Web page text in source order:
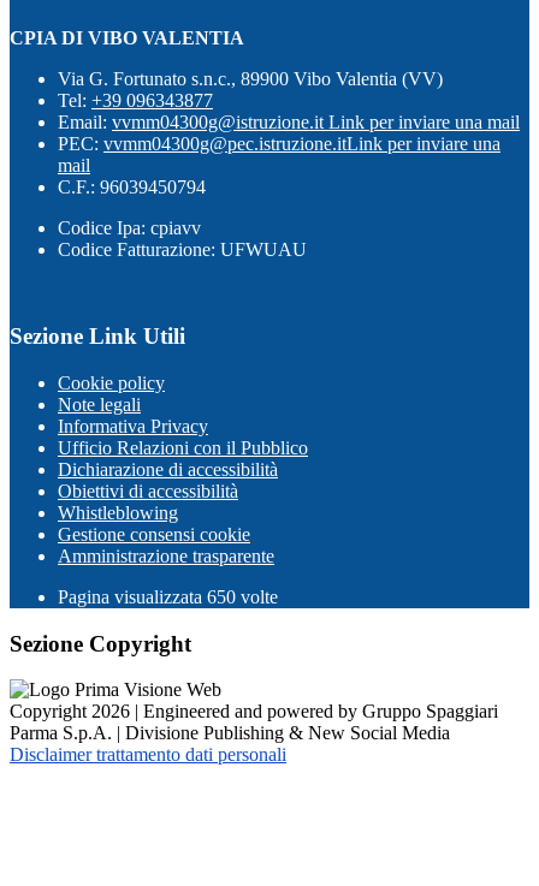
CPIA DI VIBO VALENTIA
Via G. Fortunato s.n.c., 89900 Vibo Valentia (VV)
Tel: +39 096343877
Email: vvmm04300g@istruzione.it Link per inviare una mail
PEC: vvmm04300g@pec.istruzione.itLink per inviare una
mail
C.F.: 96039450794
Codice Ipa: cpiavv
Codice Fatturazione: UFWUAU
Sezione Link Utili
Cookie policy
Note legali
Informativa Privacy
Ufficio Relazioni con il Pubblico
Dichiarazione di accessibilità
Obiettivi di accessibilità
Whistleblowing
Gestione consensi cookie
Amministrazione trasparente
Pagina visualizzata 650 volte
Sezione Copyright
Copyright 2026 | Engineered and powered by Gruppo Spaggiari
Parma S.p.A. | Divisione Publishing & New Social Media
Disclaimer trattamento dati personali